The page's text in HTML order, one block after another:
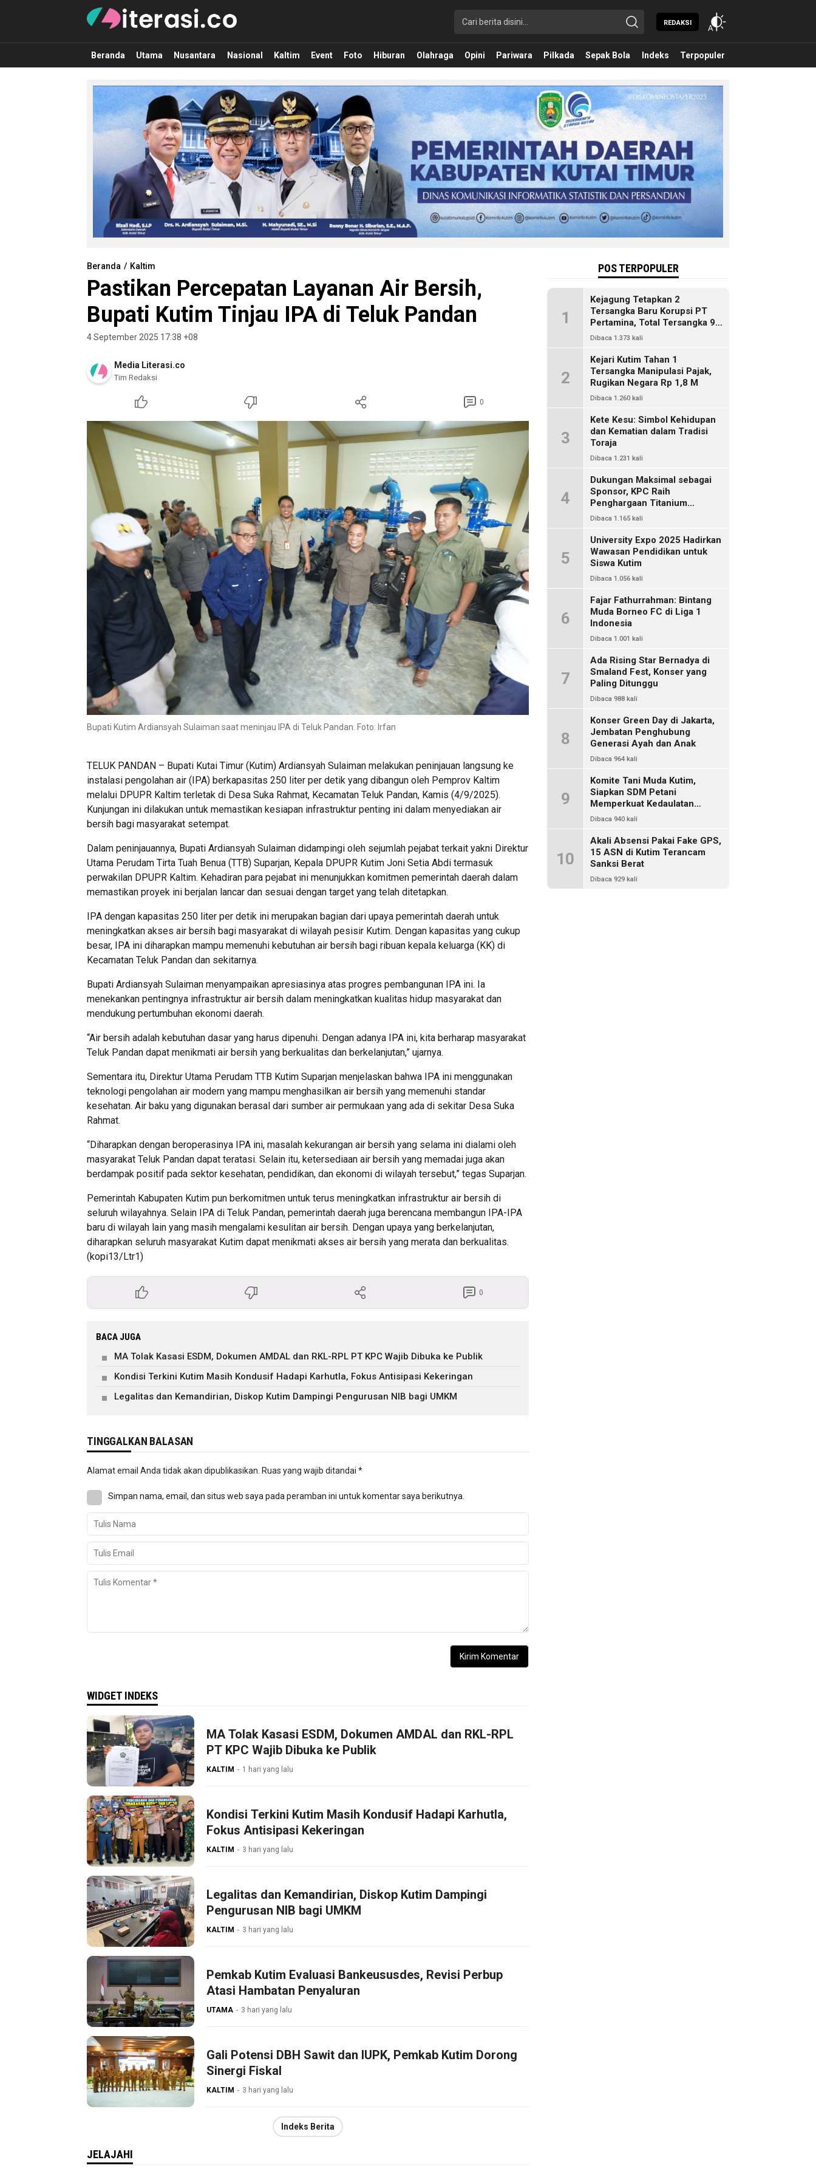
Literasi.co
Pilar Informasi
REDAKSI
Beranda Utama Nusantara Nasional Kaltim Event Foto Hiburan Olahraga Opini Pariwara Pilkada Sepak Bola Indeks Terpopuler
Beranda Kaltim
Pastikan Percepatan Layanan Air Bersih,
Bupati Kutim Tinjau IPA di Teluk Pandan
4 September 2025 17:38 +08
Media Literasi.co
Tim Redaksi
0
Bupati Kutim Ardiansyah Sulaiman saat meninjau IPA di Teluk Pandan. Foto: Irfan
TELUK PANDAN – Bupati Kutai Timur (Kutim) Ardiansyah Sulaiman melakukan peninjauan langsung ke
instalasi pengolahan air (IPA) berkapasitas 250 liter per detik yang dibangun oleh Pemprov Kaltim
melalui DPUPR Kaltim terletak di Desa Suka Rahmat, Kecamatan Teluk Pandan, Kamis (4/9/2025).
Kunjungan ini dilakukan untuk memastikan kesiapan infrastruktur penting ini dalam menyediakan air
bersih bagi masyarakat setempat.
Dalam peninjauannya, Bupati Ardiansyah Sulaiman didampingi oleh sejumlah pejabat terkait yakni Direktur
Utama Perudam Tirta Tuah Benua (TTB) Suparjan, Kepala DPUPR Kutim Joni Setia Abdi termasuk
perwakilan DPUPR Kaltim. Kehadiran para pejabat ini menunjukkan komitmen pemerintah daerah dalam
memastikan proyek ini berjalan lancar dan sesuai dengan target yang telah ditetapkan.
IPA dengan kapasitas 250 liter per detik ini merupakan bagian dari upaya pemerintah daerah untuk
meningkatkan akses air bersih bagi masyarakat di wilayah pesisir Kutim. Dengan kapasitas yang cukup
besar, IPA ini diharapkan mampu memenuhi kebutuhan air bersih bagi ribuan kepala keluarga (KK) di
Kecamatan Teluk Pandan dan sekitarnya.
Bupati Ardiansyah Sulaiman menyampaikan apresiasinya atas progres pembangunan IPA ini. Ia
menekankan pentingnya infrastruktur air bersih dalam meningkatkan kualitas hidup masyarakat dan
mendukung pertumbuhan ekonomi daerah.
“Air bersih adalah kebutuhan dasar yang harus dipenuhi. Dengan adanya IPA ini, kita berharap masyarakat
Teluk Pandan dapat menikmati air bersih yang berkualitas dan berkelanjutan,” ujarnya.
Sementara itu, Direktur Utama Perudam TTB Kutim Suparjan menjelaskan bahwa IPA ini menggunakan
teknologi pengolahan air modern yang mampu menghasilkan air bersih yang memenuhi standar
kesehatan. Air baku yang digunakan berasal dari sumber air permukaan yang ada di sekitar Desa Suka
Rahmat.
“Diharapkan dengan beroperasinya IPA ini, masalah kekurangan air bersih yang selama ini dialami oleh
masyarakat Teluk Pandan dapat teratasi. Selain itu, ketersediaan air bersih yang memadai juga akan
berdampak positif pada sektor kesehatan, pendidikan, dan ekonomi di wilayah tersebut,” tegas Suparjan.
Pemerintah Kabupaten Kutim pun berkomitmen untuk terus meningkatkan infrastruktur air bersih di
seluruh wilayahnya. Selain IPA di Teluk Pandan, pemerintah daerah juga berencana membangun IPA-IPA
baru di wilayah lain yang masih mengalami kesulitan air bersih. Dengan upaya yang berkelanjutan,
diharapkan seluruh masyarakat Kutim dapat menikmati akses air bersih yang merata dan berkualitas.
(kopi13/Ltr1)
0
BACA JUGA
MA Tolak Kasasi ESDM, Dokumen AMDAL dan RKL-RPL PT KPC Wajib Dibuka ke Publik
Kondisi Terkini Kutim Masih Kondusif Hadapi Karhutla, Fokus Antisipasi Kekeringan
Legalitas dan Kemandirian, Diskop Kutim Dampingi Pengurusan NIB bagi UMKM
TINGGALKAN BALASAN
Alamat email Anda tidak akan dipublikasikan. Ruas yang wajib ditandai *
Simpan nama, email, dan situs web saya pada peramban ini untuk komentar saya berikutnya.
WIDGET INDEKS
MA Tolak Kasasi ESDM, Dokumen AMDAL dan RKL-RPL
PT KPC Wajib Dibuka ke Publik
KALTIM 1 hari yang lalu
Kondisi Terkini Kutim Masih Kondusif Hadapi Karhutla,
Fokus Antisipasi Kekeringan
KALTIM 3 hari yang lalu
Legalitas dan Kemandirian, Diskop Kutim Dampingi
Pengurusan NIB bagi UMKM
KALTIM 3 hari yang lalu
Pemkab Kutim Evaluasi Bankeususdes, Revisi Perbup
Atasi Hambatan Penyaluran
UTAMA 3 hari yang lalu
Gali Potensi DBH Sawit dan IUPK, Pemkab Kutim Dorong
Sinergi Fiskal
KALTIM 3 hari yang lalu
Indeks Berita
JELAJAHI
POS TERPOPULER
1
Kejagung Tetapkan 2
Tersangka Baru Korupsi PT
Pertamina, Total Tersangka 9
Orang
Dibaca 1.373 kali
2
Kejari Kutim Tahan 1
Tersangka Manipulasi Pajak,
Rugikan Negara Rp 1,8 M
Dibaca 1.260 kali
3
Kete Kesu: Simbol Kehidupan
dan Kematian dalam Tradisi
Toraja
Dibaca 1.231 kali
4
Dukungan Maksimal sebagai
Sponsor, KPC Raih
Penghargaan Titanium
Pemkab Kutim
Dibaca 1.165 kali
5
University Expo 2025 Hadirkan
Wawasan Pendidikan untuk
Siswa Kutim
Dibaca 1.056 kali
6
Fajar Fathurrahman: Bintang
Muda Borneo FC di Liga 1
Indonesia
Dibaca 1.001 kali
7
Ada Rising Star Bernadya di
Smaland Fest, Konser yang
Paling Ditunggu
Dibaca 988 kali
8
Konser Green Day di Jakarta,
Jembatan Penghubung
Generasi Ayah dan Anak
Dibaca 964 kali
9
Komite Tani Muda Kutim,
Siapkan SDM Petani
Memperkuat Kedaulatan
Pangan
Dibaca 940 kali
10
Akali Absensi Pakai Fake GPS,
15 ASN di Kutim Terancam
Sanksi Berat
Dibaca 929 kali